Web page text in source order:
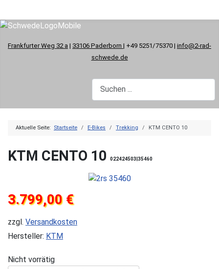
Frankfurter Weg 32 a | 33106 Paderborn | +49 5251/75370 | info@2-rad-
schwede.de
Aktuelle Seite: Startseite E-Bikes Trekking KTM CENTO 10
KTM CENTO 10 022424503|35460
3.799,00 €
zzgl. Versandkosten
Hersteller: KTM
Nicht vorrätig